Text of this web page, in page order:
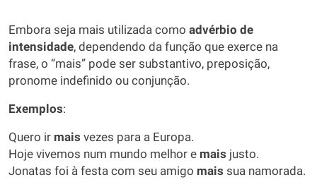
Embora seja mais utilizada como advérbio de
intensidade, dependendo da função que exerce na
frase, o “mais” pode ser substantivo, preposição,
pronome indefinido ou conjunção.
Exemplos:
Quero ir mais vezes para a Europa.
Hoje vivemos num mundo melhor e mais justo.
Jonatas foi à festa com seu amigo mais sua namorada.